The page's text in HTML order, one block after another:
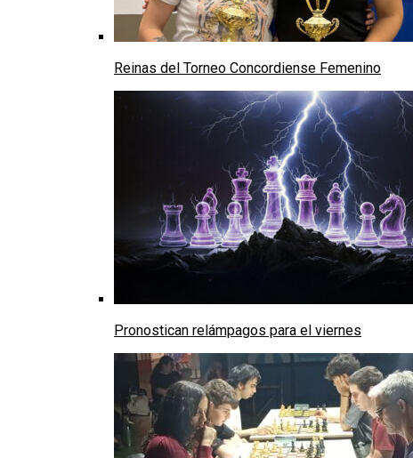
Reinas del Torneo Concordiense Femenino
Pronostican relámpagos para el viernes